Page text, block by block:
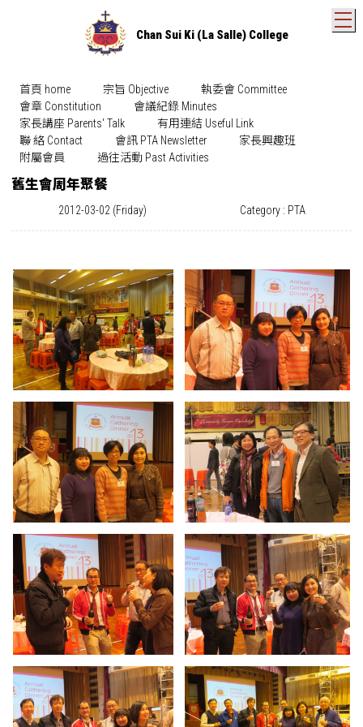
Chan Sui Ki (La Salle) College
首頁 home 宗旨 Objective
執委會 Committee
會章 Constitution
會議紀錄 Minutes
家長講座 Parents' Talk
有用連結 Useful Link
聯 絡 Contact
會訊 PTA Newsletter
家長興趣班
附屬會員
過往活動 Past Activities
舊生會周年聚餐
2012-03-02 (Friday) Category : PTA